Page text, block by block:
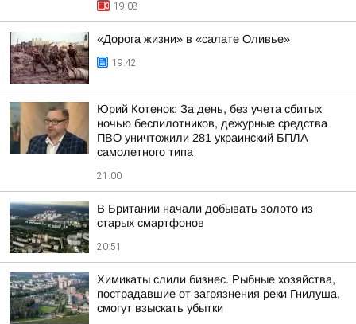
19:08
«Дорога жизни» в «салате Оливье»
19:42
Юрий Котенок: За день, без учета сбитых
ночью беспилотников, дежурные средства
ПВО уничтожили 281 украинский БПЛА
самолетного типа
21:00
В Британии начали добывать золото из
старых смартфонов
20:51
Химикаты слили бизнес. Рыбные хозяйства,
пострадавшие от загрязнения реки Гнилуша,
смогут взыскать убытки